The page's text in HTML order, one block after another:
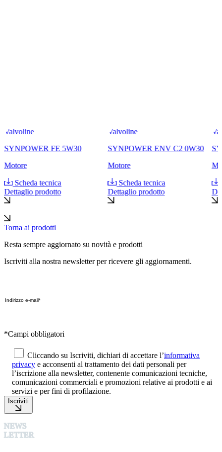
Valvoline
SYNPOWER FE 5W30
Motore
Scheda tecnica
Dettaglio prodotto
Valvoline
SYNPOWER ENV C2 0W30
Motore
Scheda tecnica
Dettaglio prodotto
Torna ai prodotti
Resta sempre aggiornato su novità e prodotti
Iscriviti alla nostra newsletter per ricevere gli aggiornamenti.
*Campi obbligatori
Cliccando su Iscriviti, dichiari di accettare l’informativa
privacy e acconsenti al trattamento dei dati personali per
l’iscrizione alla newsletter, contenente comunicazioni tecniche,
comunicazioni commerciali e promozioni relative ai prodotti e ai
servizi e per fini di profilazione.
Iscriviti
NEWS
LETTER